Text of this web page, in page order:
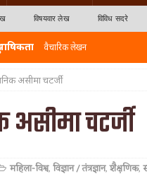
विषयवार लेख विविध सदरे
वैचारिक लेखन
चारोळी-वात्रटिका
(COPPER)
कविता-गझल-चारोळी-वात्रटिका
असीमा चटर्जी
असीमा चटर्जी
महिला-विश्व,विज्ञान / तंत्रज्ञान,शैक्षणिक,